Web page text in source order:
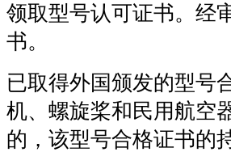
领取型号认可证书。经
书。
已取得外国颁发的型号
机、螺旋桨和民用航空
的，该型号合格证书的